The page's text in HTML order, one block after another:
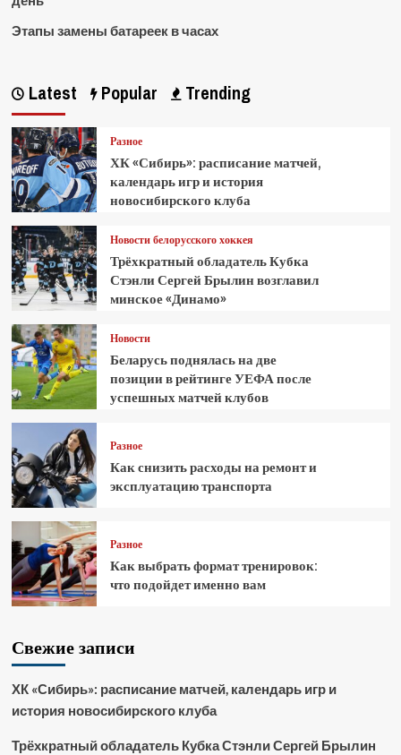
Этапы замены батареек в часах
Latest Popular Trending
Разное
ХК «Сибирь»: расписание матчей,
календарь игр и история
новосибирского клуба
Новости белорусского хоккея
Трёхкратный обладатель Кубка
Стэнли Сергей Брылин возглавил
минское «Динамо»
Новости
Беларусь поднялась на две
позиции в рейтинге УЕФА после
успешных матчей клубов
Разное
Как снизить расходы на ремонт и
эксплуатацию транспорта
Разное
Как выбрать формат тренировок:
что подойдет именно вам
Свежие записи
ХК «Сибирь»: расписание матчей, календарь игр и
история новосибирского клуба
Трёхкратный обладатель Кубка Стэнли Сергей Брылин